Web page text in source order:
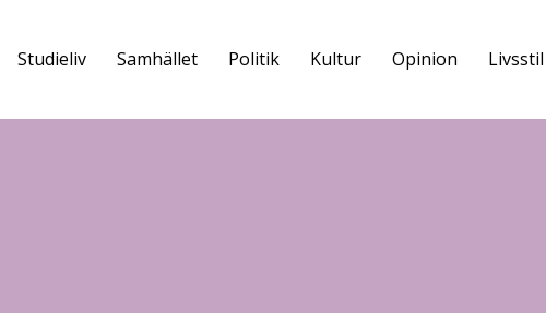
Studieliv Samhället Politik Kultur Opinion Livsstil